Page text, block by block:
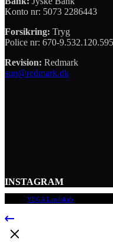
Konto nr: 5073 2286443
Forsikring: Tryg
Police nr: 670-9.532.120.595
Revision: Redmark
sun@redmark.dk
INSTAGRAM
VEGA Landskab